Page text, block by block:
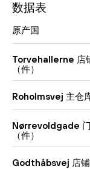
数据表
原产国
Torvehallerne 店
（件）
Roholmsvej 主仓
Nørrevoldgade
（件）
Godthåbsvej 店铺